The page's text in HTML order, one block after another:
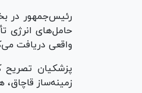
رئیس‌جمهور در
حامل‌های انرژی
واقعی دریافت
پزشکیان تصریح
زمینه‌ساز